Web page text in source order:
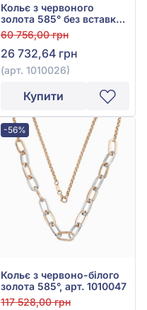
Кольє з червоного
золота 585° без вставки,
арт. 1010026
60 756,00 грн
26 732,64 грн
(арт. 1010026)
Купити
-56%
Кольє з червоно-білого
золота 585°, арт. 1010047
117 528,00 грн